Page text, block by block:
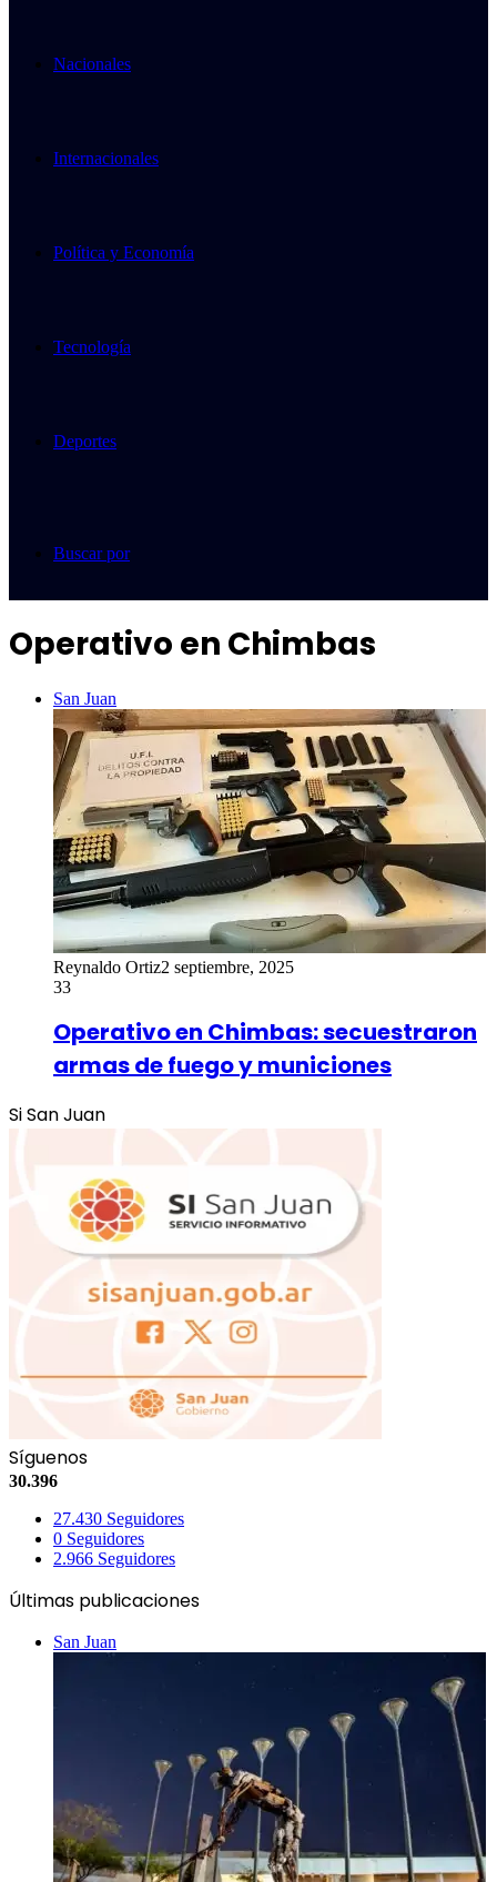
Nacionales
Internacionales
Política y Economía
Tecnología
Deportes
Buscar por
Operativo en Chimbas
San Juan
Reynaldo Ortiz2 septiembre, 2025
33
Operativo en Chimbas: secuestraron
armas de fuego y municiones
Si San Juan
Síguenos
30.396
27.430 Seguidores
0 Seguidores
2.966 Seguidores
Últimas publicaciones
San Juan